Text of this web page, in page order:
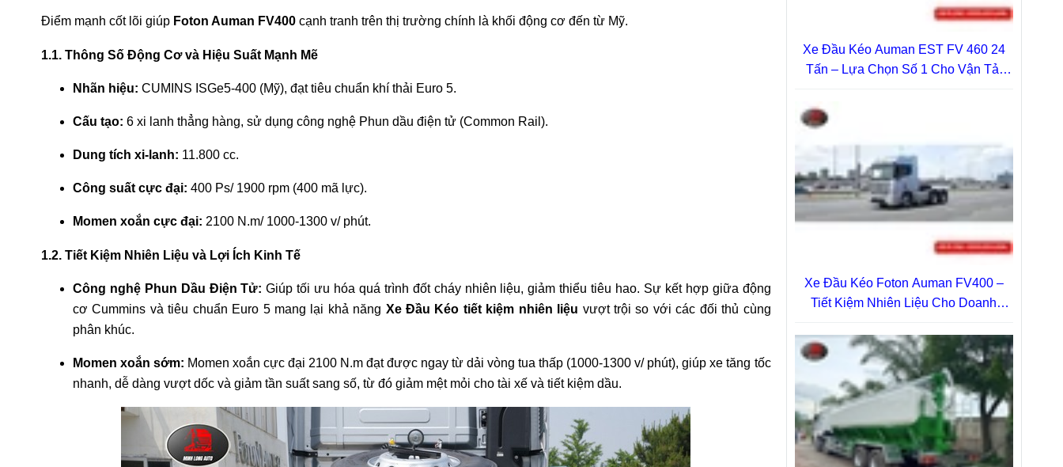
Điểm mạnh cốt lõi giúp Foton Auman FV400 cạnh tranh trên thị trường chính là khối động cơ đến từ Mỹ.
1.1. Thông Số Động Cơ và Hiệu Suất Mạnh Mẽ
Nhãn hiệu: CUMINS ISGe5-400 (Mỹ), đạt tiêu chuẩn khí thải Euro 5.
Cấu tạo: 6 xi lanh thẳng hàng, sử dụng công nghệ Phun dầu điện tử (Common Rail).
Dung tích xi-lanh: 11.800 cc.
Công suất cực đại: 400 Ps/ 1900 rpm (400 mã lực).
Momen xoắn cực đại: 2100 N.m/ 1000-1300 v/ phút.
1.2. Tiết Kiệm Nhiên Liệu và Lợi Ích Kinh Tế
Công nghệ Phun Dầu Điện Tử: Giúp tối ưu hóa quá trình đốt cháy nhiên liệu, giảm thiểu tiêu hao. Sự kết hợp giữa động
cơ Cummins và tiêu chuẩn Euro 5 mang lại khả năng Xe Đầu Kéo tiết kiệm nhiên liệu vượt trội so với các đối thủ cùng
phân khúc.
Momen xoắn sớm: Momen xoắn cực đại 2100 N.m đạt được ngay từ dải vòng tua thấp (1000-1300 v/ phút), giúp xe tăng tốc
nhanh, dễ dàng vượt dốc và giảm tần suất sang số, từ đó giảm mệt mỏi cho tài xế và tiết kiệm dầu.
Xe Đầu Kéo Auman EST FV 460 24
Tấn – Lựa Chọn Số 1 Cho Vận Tải
Xe Đầu Kéo Foton Auman FV400 –
Tiết Kiệm Nhiên Liệu Cho Doanh